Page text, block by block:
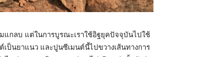
แกลบ แต่ในการบูรณะเราใช้อิฐยุคปัจจุบันไปใช้
ป็นยาแนว และปูนซีเมนต์นี้ไปขวางเส้นทางการ